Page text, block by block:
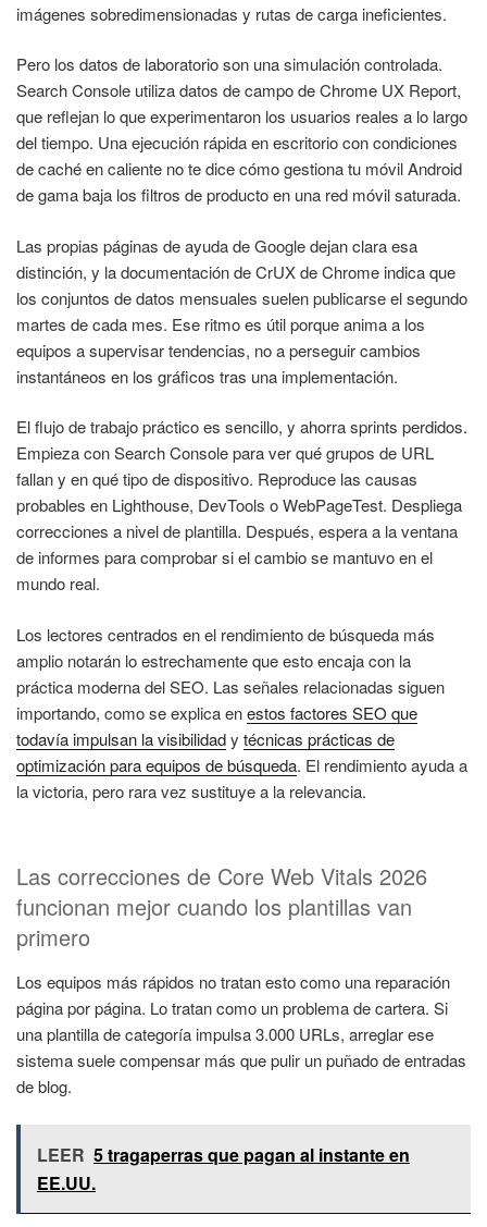
imágenes sobredimensionadas y rutas de carga ineficientes.
Pero los datos de laboratorio son una simulación controlada.
Search Console utiliza datos de campo de Chrome UX Report,
que reflejan lo que experimentaron los usuarios reales a lo largo
del tiempo. Una ejecución rápida en escritorio con condiciones
de caché en caliente no te dice cómo gestiona tu móvil Android
de gama baja los filtros de producto en una red móvil saturada.
Las propias páginas de ayuda de Google dejan clara esa
distinción, y la documentación de CrUX de Chrome indica que
los conjuntos de datos mensuales suelen publicarse el segundo
martes de cada mes. Ese ritmo es útil porque anima a los
equipos a supervisar tendencias, no a perseguir cambios
instantáneos en los gráficos tras una implementación.
El flujo de trabajo práctico es sencillo, y ahorra sprints perdidos.
Empieza con Search Console para ver qué grupos de URL
fallan y en qué tipo de dispositivo. Reproduce las causas
probables en Lighthouse, DevTools o WebPageTest. Despliega
correcciones a nivel de plantilla. Después, espera a la ventana
de informes para comprobar si el cambio se mantuvo en el
mundo real.
Los lectores centrados en el rendimiento de búsqueda más
amplio notarán lo estrechamente que esto encaja con la
práctica moderna del SEO. Las señales relacionadas siguen
importando, como se explica enestos factores SEO que
todavía impulsan la visibilidady técnicas prácticas de
optimización para equipos de búsqueda. El rendimiento ayuda a
la victoria, pero rara vez sustituye a la relevancia.
Las correcciones de Core Web Vitals 2026
funcionan mejor cuando los plantillas van
primero
Los equipos más rápidos no tratan esto como una reparación
página por página. Lo tratan como un problema de cartera. Si
una plantilla de categoría impulsa 3.000 URLs, arreglar ese
sistema suele compensar más que pulir un puñado de entradas
de blog.
LEER 5 tragaperras que pagan al instante en
EE.UU.